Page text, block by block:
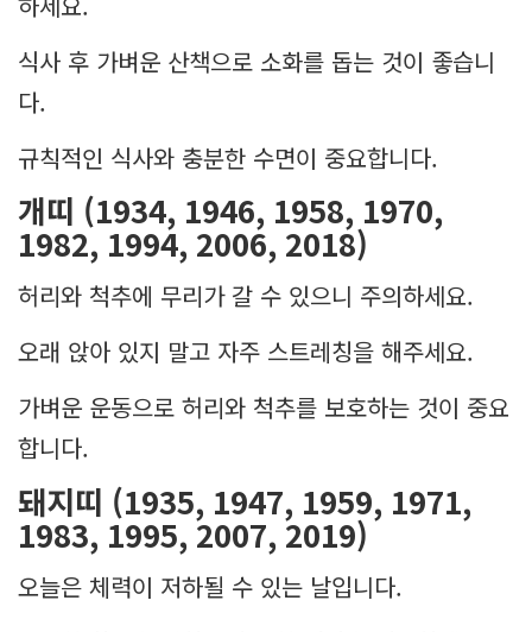
식사 후 가벼운 산책으로 소화를 돕는 것이 좋습니
다.
규칙적인 식사와 충분한 수면이 중요합니다.
개띠 (1934, 1946, 1958, 1970,
1982, 1994, 2006, 2018)
허리와 척추에 무리가 갈 수 있으니 주의하세요.
오래 앉아 있지 말고 자주 스트레칭을 해주세요.
가벼운 운동으로 허리와 척추를 보호하는 것이 중요
합니다.
돼지띠 (1935, 1947, 1959, 1971,
1983, 1995, 2007, 2019)
오늘은 체력이 저하될 수 있는 날입니다.